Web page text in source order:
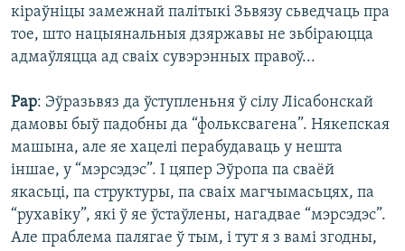
кіраўніцы замежнай палітыкі Зьвязу сьведчаць пра
тое, што нацыянальныя дзяржавы не зьбіраюцца
адмаўляцца ад сваіх сувэрэнных правоў...
Рар: Эўразьвяз да ўступленьня ў сілу Лісабонскай
дамовы быў падобны да “фольксвагена”. Някепская
машына, але яе хацелі перабудаваць у нешта
іншае, у “мэрсэдэс”. І цяпер Эўропа па сваёй
якасьці, па структуры, па сваіх магчымасьцях, па
“рухавіку”, які ў яе ўстаўлены, нагадвае “мэрсэдэс”.
Але праблема палягае ў тым, і тут я з вамі згодны,